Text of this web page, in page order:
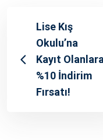
Lise Kış
Okulu’na
Kayıt Olanlara
%10 İndirim
Fırsatı!